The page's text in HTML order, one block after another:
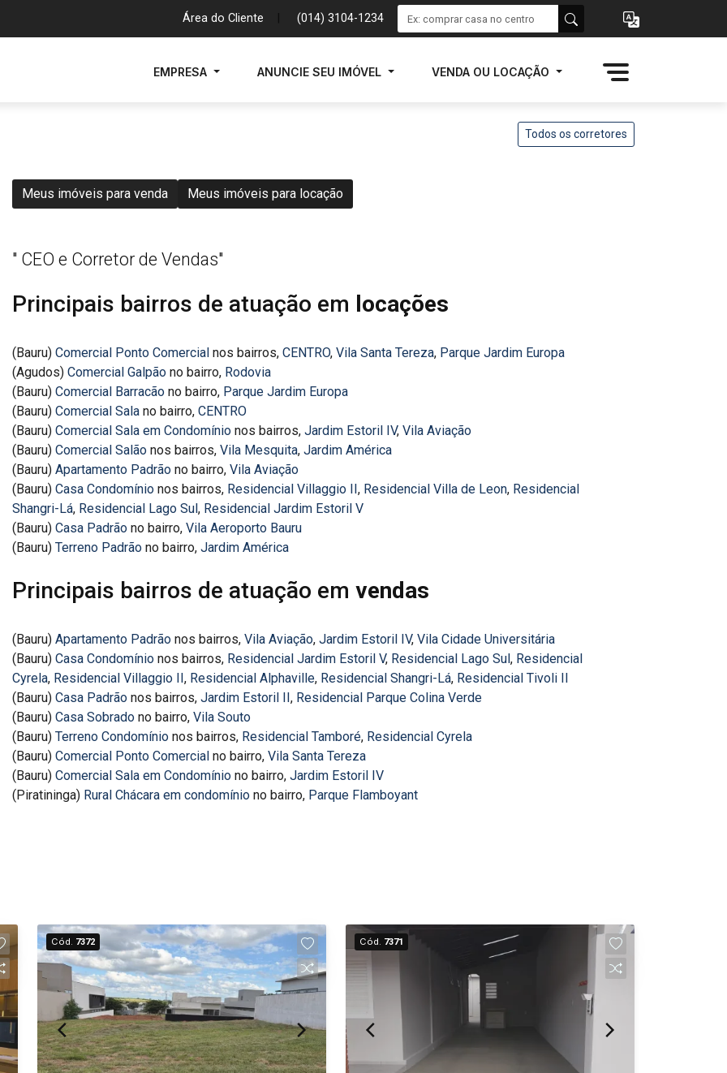
Área do Cliente (014) 3104-1234
EMPRESA ANUNCIE SEU IMÓVEL VENDA OU LOCAÇÃO
Todos os corretores
Meus imóveis para venda Meus imóveis para locação
" CEO e Corretor de Vendas"
Principais bairros de atuação em locações
(Bauru) Comercial Ponto Comercialnos bairros, CENTRO, Vila Santa Tereza, Parque Jardim Europa
(Agudos) Comercial Galpãono bairro, Rodovia
(Bauru) Comercial Barracãono bairro, Parque Jardim Europa
(Bauru) Comercial Salano bairro, CENTRO
(Bauru) Comercial Sala em Condomínionos bairros, Jardim Estoril IV, Vila Aviação
(Bauru) Comercial Salãonos bairros, Vila Mesquita, Jardim América
(Bauru) Apartamento Padrãono bairro, Vila Aviação
(Bauru) Casa Condomínionos bairros, Residencial Villaggio II, Residencial Villa de Leon, Residencial
Shangri-Lá, Residencial Lago Sul, Residencial Jardim Estoril V
(Bauru) Casa Padrãono bairro, Vila Aeroporto Bauru
(Bauru) Terreno Padrãono bairro, Jardim América
Principais bairros de atuação em vendas
(Bauru) Apartamento Padrãonos bairros, Vila Aviação, Jardim Estoril IV, Vila Cidade Universitária
(Bauru) Casa Condomínionos bairros, Residencial Jardim Estoril V, Residencial Lago Sul, Residencial
Cyrela, Residencial Villaggio II, Residencial Alphaville, Residencial Shangri-Lá, Residencial Tivoli II
(Bauru) Casa Padrãonos bairros, Jardim Estoril II, Residencial Parque Colina Verde
(Bauru) Casa Sobradono bairro, Vila Souto
(Bauru) Terreno Condomínionos bairros, Residencial Tamboré, Residencial Cyrela
(Bauru) Comercial Ponto Comercialno bairro, Vila Santa Tereza
(Bauru) Comercial Sala em Condomíniono bairro, Jardim Estoril IV
(Piratininga) Rural Chácara em condomíniono bairro, Parque Flamboyant
Cód. 7372 Cód. 7371